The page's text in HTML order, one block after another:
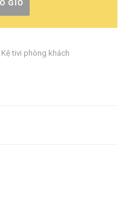
GIỎ
Kệ tivi phòng khách